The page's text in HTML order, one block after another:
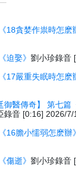
18貪婪作祟時怎麽
迫娶》劉小珍錄音
17嚴重失眠時怎麽
御醫傳奇】 第七
錄音 [0:16] 2026/7/
16膽小懦弱怎麽辦
傷逝》劉小珍錄音